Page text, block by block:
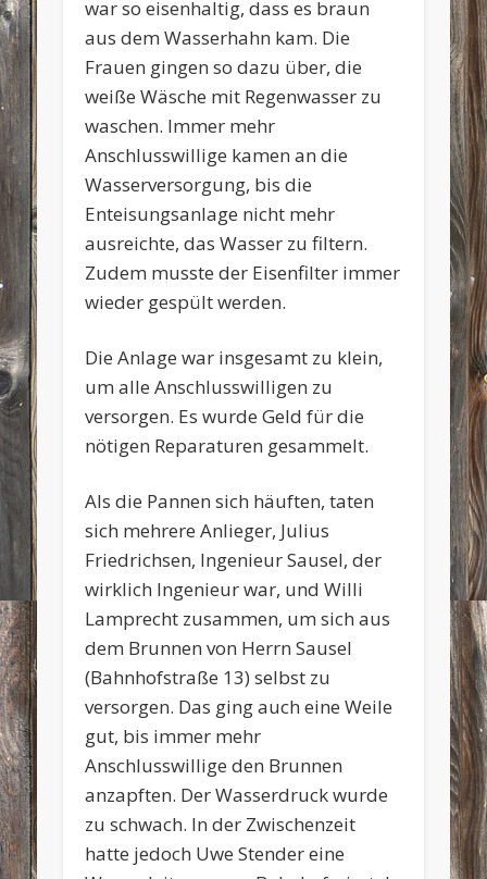
war so eisenhaltig, dass es braun
aus dem Wasserhahn kam. Die
Frauen gingen so dazu über, die
weiße Wäsche mit Regenwasser zu
waschen. Immer mehr
Anschlusswillige kamen an die
Wasserversorgung, bis die
Enteisungsanlage nicht mehr
ausreichte, das Wasser zu filtern.
Zudem musste der Eisenfilter immer
wieder gespült werden.
Die Anlage war insgesamt zu klein,
um alle Anschlusswilligen zu
versorgen. Es wurde Geld für die
nötigen Reparaturen gesammelt.
Als die Pannen sich häuften, taten
sich mehrere Anlieger, Julius
Friedrichsen, Ingenieur Sausel, der
wirklich Ingenieur war, und Willi
Lamprecht zusammen, um sich aus
dem Brunnen von Herrn Sausel
(Bahnhofstraße 13) selbst zu
versorgen. Das ging auch eine Weile
gut, bis immer mehr
Anschlusswillige den Brunnen
anzapften. Der Wasserdruck wurde
zu schwach. In der Zwischenzeit
hatte jedoch Uwe Stender eine